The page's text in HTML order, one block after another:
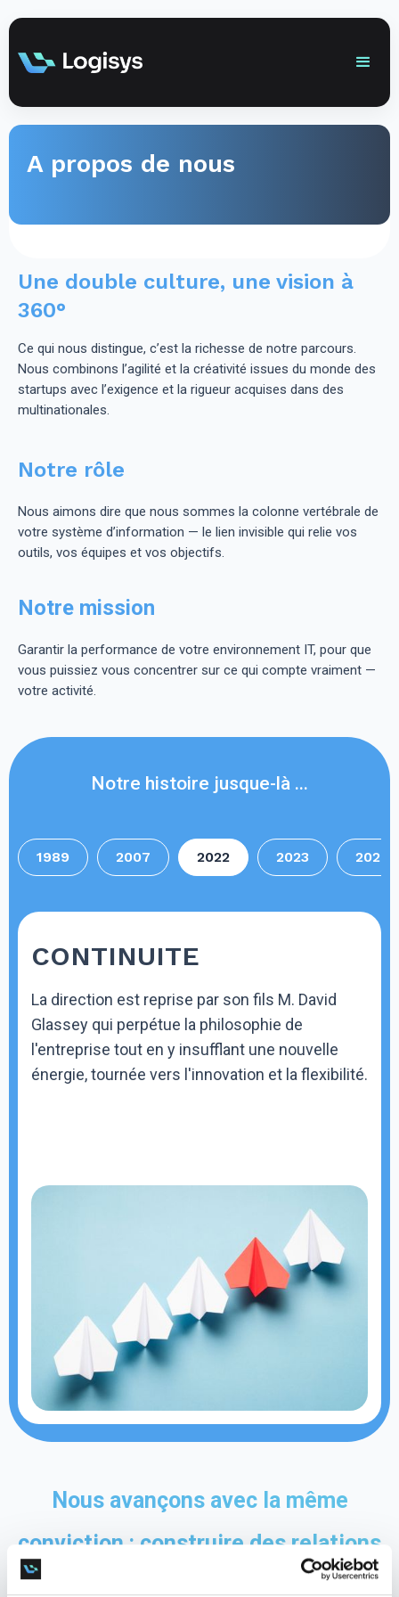
A propos de nous
Une double culture, une vision à
360°
Ce qui nous distingue, c’est la richesse de notre parcours.
Nous combinons l’agilité et la créativité issues du monde des
startups avec l’exigence et la rigueur acquises dans des
multinationales.
Notre rôle
Nous aimons dire que nous sommes la colonne vertébrale de
votre système d’information — le lien invisible qui relie vos
outils, vos équipes et vos objectifs.
Notre mission
Garantir la performance de votre environnement IT, pour que
vous puissiez vous concentrer sur ce qui compte vraiment —
votre activité.
Notre histoire jusque-là ...
1989 2007 2022 2023 2026
CONTINUITE
La direction est reprise par son fils M. David
Glassey qui perpétue la philosophie de
l'entreprise tout en y insufflant une nouvelle
énergie, tournée vers l'innovation et la flexibilité.
Nous avançons avec la même
conviction : construire des relations
solides, basées sur la confiance et le